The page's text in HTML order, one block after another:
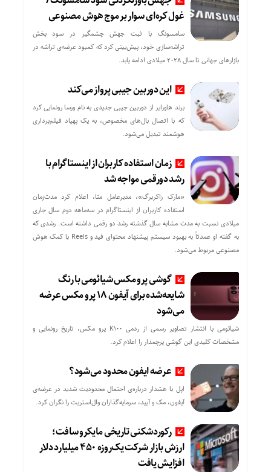
غول‌ کره‌ای سوار بر موج هوش مصنوعی
سامسونگ با ثبت جهش چشمگیر در سود بخش
تراشه‌سازی خود، پیش‌بینی کرد که کمبود عرضه‌ی تراشه در
بازارهای جهانی تا سال ۲۰۲۸ میلادی ادامه یابد.
این دوربین جیبی پرواز می‌کند
برند هاورایر از دوربین جیبی جدیدی به نام ورسا رونمایی کرد
که با اتصال بال‌های مخصوص، به یک پهپاد فیلم‌برداری
هوشمند تبدیل می‌شود.
زمان استفاده کاربران از اینستاگرام با
رشد دورقمی مواجه شد
«مارک زاکربرگ»، مدیرعامل متا، اعلام کرد مدت‌زمان
استفاده کاربران از اینستاگرام در سه‌ماهه دوم سال جاری
میلادی نسبت به مدت مشابه سال گذشته رشد دو رقمی داشته است. رشدی که
به گفته او عمدتاً به بهبود سیستم پیشنهاد محتوای فید و Reels با کمک هوش
مصنوعی مربوط می‌شود.
گوشی پرو مکس شیائومی با رنگ
شایعه‌شده برای آیفون ۱۸ پرو مکس عرضه
می‌شود
شیائومی با انتشار تصاویر رسمی از ردمی K100 پرو مکس، تاریخ رونمایی و
مشخصات کلیدی این گوشی پرچمدار را اعلام کرد.
عرضه ایفون محدود می‌شود؟
اپل با هشدار درباره‌ی احتمال محدودیت شدید در عرضه‌ی
آیفون، مک و آیپد، سرمایه‌گذاران وال‌استریت را نگران کرد.
رکوردشکنی تاریخی مایکروسافت؛
ارزش بازار شرکت یک‌روزه ۴۵۰ میلیارد دلار
افزایش یافت